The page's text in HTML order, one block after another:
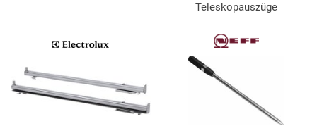
Teleskopauszüge